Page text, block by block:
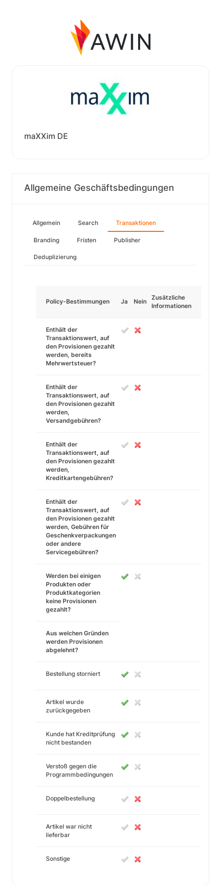
maXXim DE
Allgemeine Geschäftsbedingungen
Allgemein Search Transaktionen
Branding Fristen Publisher
Deduplizierung
Policy-Bestimmungen Ja Nein
Zusätzliche
Informationen
Enthält der
Transaktionswert, auf
den Provisionen gezahlt
werden, bereits
Mehrwertsteuer?
Enthält der
Transaktionswert, auf
den Provisionen gezahlt
werden,
Versandgebühren?
Enthält der
Transaktionswert, auf
den Provisionen gezahlt
werden,
Kreditkartengebühren?
Enthält der
Transaktionswert, auf
den Provisionen gezahlt
werden, Gebühren für
Geschenkverpackungen
oder andere
Servicegebühren?
Werden bei einigen
Produkten oder
Produktkategorien
keine Provisionen
gezahlt?
Aus welchen Gründen
werden Provisionen
abgelehnt?
Bestellung storniert
Artikel wurde
zurückgegeben
Kunde hat Kreditprüfung
nicht bestanden
Verstoß gegen die
Programmbedingungen
Doppelbestellung
Artikel war nicht
lieferbar
Sonstige